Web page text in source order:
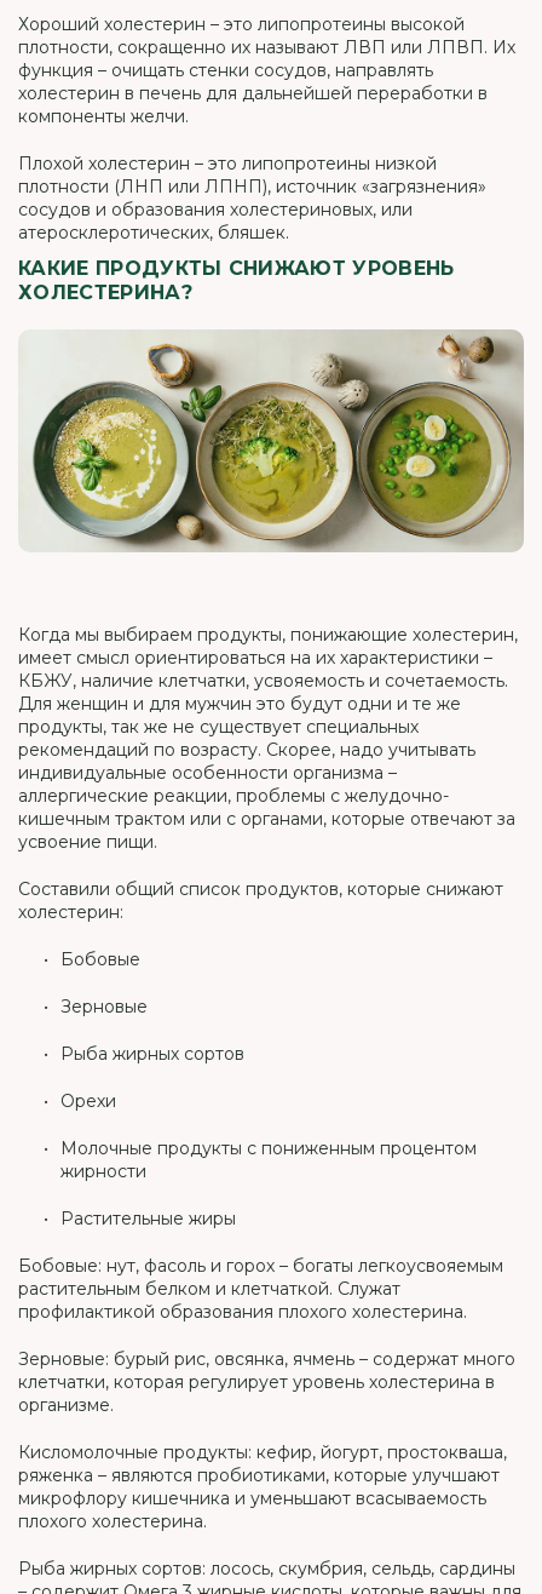
Хороший холестерин – это липопротеины высокой
плотности, сокращенно их называют ЛВП или ЛПВП. Их
функция – очищать стенки сосудов, направлять
холестерин в печень для дальнейшей переработки в
компоненты желчи.
Плохой холестерин – это липопротеины низкой
плотности (ЛНП или ЛПНП), источник «загрязнения»
сосудов и образования холестериновых, или
атеросклеротических, бляшек.
КАКИЕ ПРОДУКТЫ СНИЖАЮТ УРОВЕНЬ
ХОЛЕСТЕРИНА?
Когда мы выбираем продукты, понижающие холестерин,
имеет смысл ориентироваться на их характеристики –
КБЖУ, наличие клетчатки, усвояемость и сочетаемость.
Для женщин и для мужчин это будут одни и те же
продукты, так же не существует специальных
рекомендаций по возрасту. Скорее, надо учитывать
индивидуальные особенности организма –
аллергические реакции, проблемы с желудочно-
кишечным трактом или с органами, которые отвечают за
усвоение пищи.
Составили общий список продуктов, которые снижают
холестерин:
Бобовые
Зерновые
Рыба жирных сортов
Орехи
Молочные продукты с пониженным процентом
жирности
Растительные жиры
Бобовые: нут, фасоль и горох – богаты легкоусвояемым
растительным белком и клетчаткой. Служат
профилактикой образования плохого холестерина.
Зерновые: бурый рис, овсянка, ячмень – содержат много
клетчатки, которая регулирует уровень холестерина в
организме.
Кисломолочные продукты: кефир, йогурт, простокваша,
ряженка – являются пробиотиками, которые улучшают
микрофлору кишечника и уменьшают всасываемость
плохого холестерина.
Рыба жирных сортов: лосось, скумбрия, сельдь, сардины